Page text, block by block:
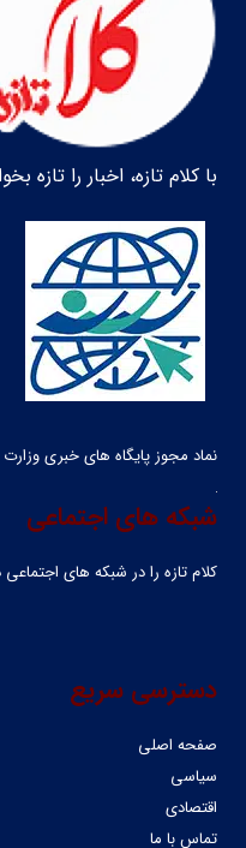
با کلام تازه، اخبار را تازه
نماد مجوز پایگاه های خبری
شبکه های اجتماعی
کلام تازه را در شبکه ‌های اجتماعی
دسترسی سریع
صفحه اصلی
سیاسی
اقتصادی
تماس با ما